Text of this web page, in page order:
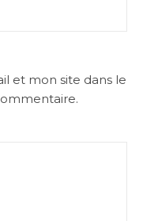
et mon site dans le